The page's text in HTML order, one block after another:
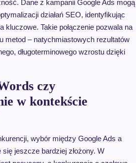
Dane z kampanii Google Ads mogą
działań SEO, identyfikując
kluczowe. Takie połączenie pozwala na
metod – natychmiastowych rezultatów
długoterminowego wzrostu dzięki
czy
w kontekście
wybór między Google Ads a
jeszcze bardziej złożony. W